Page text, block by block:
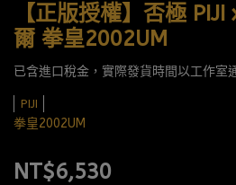
【正版授權】否極
爾 拳皇2002UM
已含進口稅金，實際發貨時間以工作室
PIJI
拳皇2002UM
NT$6,530